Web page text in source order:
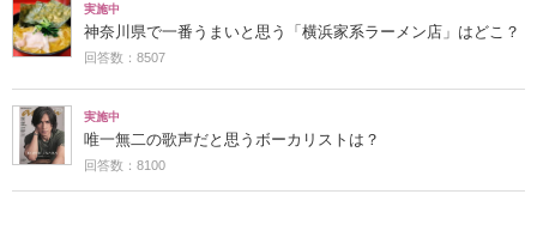
実施中
神奈川県で一番うまいと思う「横浜家系ラーメン店」はどこ？
回答数：8507
実施中
唯一無二の歌声だと思うボーカリストは？
回答数：8100